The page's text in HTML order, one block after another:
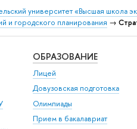
университет «Высшая школа
и городского планирования →
ОБРАЗОВАНИЕ
Лицей
Довузовская подготовка
Олимпиады
Прием в бакалавриат